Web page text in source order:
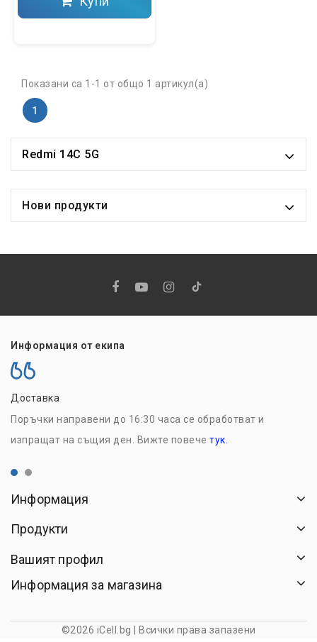
Показани са 1-1 от общо 1 артикул(а)
1
Redmi 14C 5G
Нови продукти
Информация от екипа
Доставка
Поръчки направени до 16:30 часа се обработват и
изпращат на същия ден. Вижте повече тук.
Информация
Продукти
Вашият профил
Информация за магазина
©2026 iCell.bg | Всички права запазени